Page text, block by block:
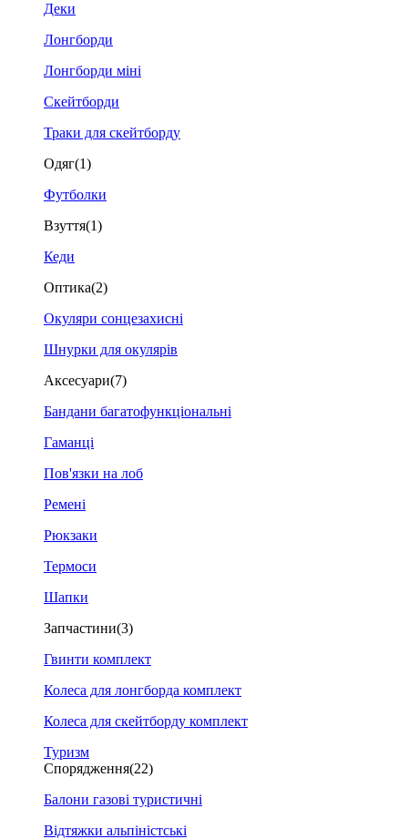
Деки
Лонгборди
Лонгборди міні
Скейтборди
Траки для скейтборду
Одяг(1)
Футболки
Взуття(1)
Кеди
Оптика(2)
Окуляри сонцезахисні
Шнурки для окулярів
Аксесуари(7)
Бандани багатофункціональні
Гаманці
Пов'язки на лоб
Ремені
Рюкзаки
Термоси
Шапки
Запчастини(3)
Гвинти комплект
Колеса для лонгборда комплект
Колеса для скейтборду комплект
Туризм
Спорядження(22)
Балони газові туристичні
Відтяжки альпіністські